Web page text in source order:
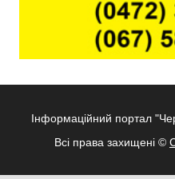
Інформаційний портал
Всі права захищені ©